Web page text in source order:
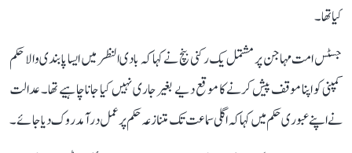
کیا تھا۔
جسٹس امت مہاجن پر مشتمل یک رکنی بنچ نے کہا کہ بادی النظر میں ایسا پابندی والا حکم
کمپنی کو اپنا موقف پیش کرنے کا موقع دیے بغیر جاری نہیں کیا جانا چاہیے تھا۔ عدالت
نے اپنے عبوری حکم میں کہا کہ اگلی سماعت تک متنازعہ حکم پر عمل درآمد روک دیا جائے۔